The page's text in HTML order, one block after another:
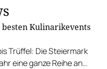
Kulinarikevents
Trüffel: Die Steiermark
eine ganze Reihe an